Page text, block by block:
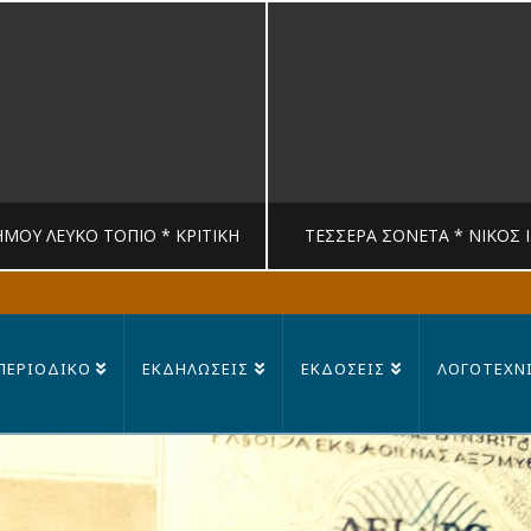
ΛΕΥΚΟ ΤΟΠΙΟ * ΚΡΙΤΙΚΉ
MANDRAGORAS
ΤΈΣΣΕΡΑ ΣΟΝΈΤΑ * ΝΊΚΟΣ
14 ΙΟΥΛΊΟΥ,
ΕΚΔΗΛΩΣΕΙΣ ΕΚΔΟΣΕΙΣ